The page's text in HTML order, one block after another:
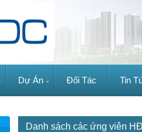
Dự Án Đối Tác Tin
Danh sách các ứng viên